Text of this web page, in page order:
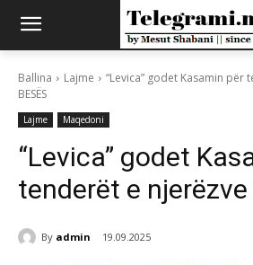
Ballina Lajme
“Levica” godet Kasamin për
BESËS
Lajme Maqedoni
“Levica” godet
tenderët e njerëzve
By admin 19.09.2025